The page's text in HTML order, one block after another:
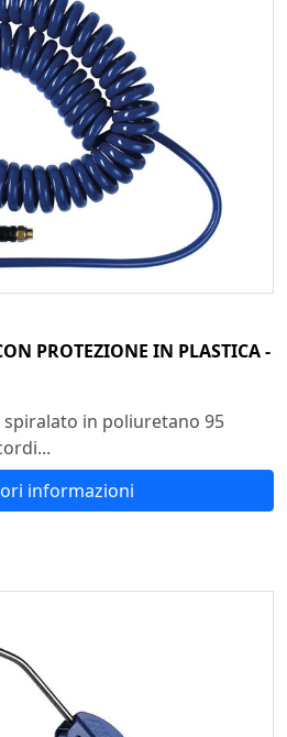
PROTEZIONE IN PLASTICA -
spiralato in poliuretano 95
informazioni